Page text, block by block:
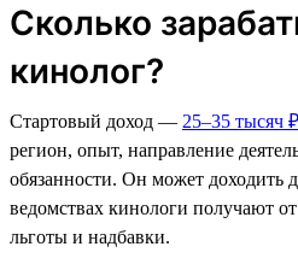
Сколько
кинолог?
Стартовый доход — 25–35 тысяч ₽
регион, опыт, направление
обязанности. Он может доходить
ведомствах кинологи получают
льготы и надбавки.